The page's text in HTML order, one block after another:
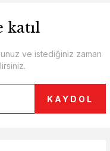
katıl
ve istediğiniz zaman
KAYDOL